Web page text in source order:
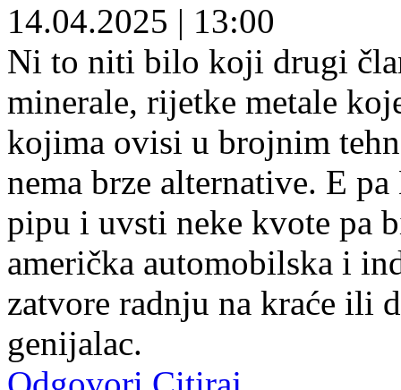
14.04.2025 | 13:00
Ni to niti bilo koji drugi
minerale, rijetke metale
kojima ovisi u brojnim
nema brze alternative. E
pipu i uvsti neke kvote pa
američka automobilska i
zatvore radnju na kraće ili
genijalac.